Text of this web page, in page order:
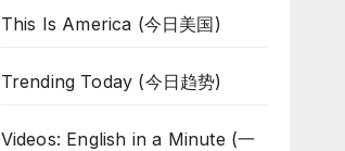
This Is America (今日美国)
Trending Today (今日趋势)
Videos: English in a Minute (一